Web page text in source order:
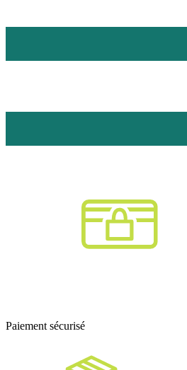
Paiement sécurisé